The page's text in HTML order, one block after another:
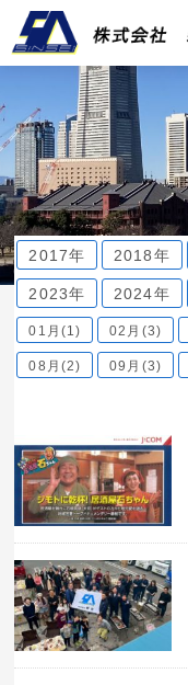
2017年 2018年
2023年 2024年
01月(1) 02月(3)
08月(2) 09月(3)